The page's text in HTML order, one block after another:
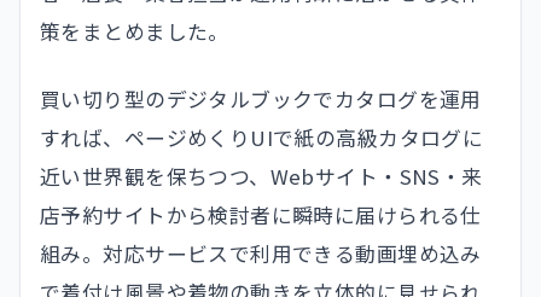
策をまとめました。
買い切り型のデジタルブックでカタログを運用
すれば、ページめくりUIで紙の高級カタログに
近い世界観を保ちつつ、Webサイト・SNS・来
店予約サイトから検討者に瞬時に届けられる仕
組み。対応サービスで利用できる動画埋め込み